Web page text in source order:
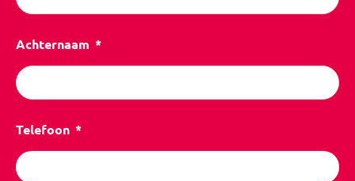
Achternaam
Telefoon